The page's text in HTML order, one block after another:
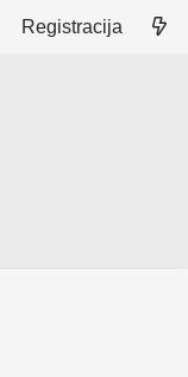
Registracija